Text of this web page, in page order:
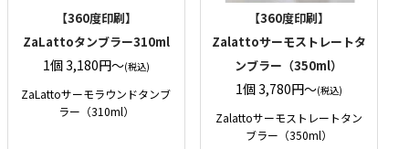
【360度印刷】
ZaLattoタンブラー310ml
1個 3,180円〜(税込)
ZaLattoサーモラウンドタンブ
ラー（310ml）
【360度印刷】
Zalattoサーモストレートタ
ンブラー（350ml）
1個 3,780円〜(税込)
Zalattoサーモストレートタン
ブラー（350ml）